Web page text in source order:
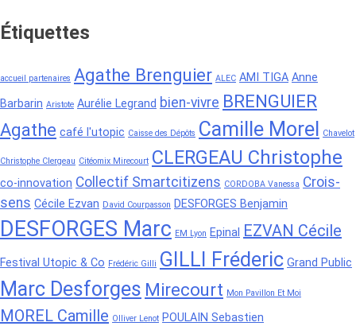
Étiquettes
accueil partenaires Agathe Brenguier ALEC AMI TIGA Anne
Barbarin Aristote Aurélie Legrand bien-vivre BRENGUIER
Agathe café l'utopic Caisse des Dépôts Camille Morel Chavelot
Christophe Clergeau Citéomix Mirecourt CLERGEAU Christophe
co-innovation Collectif Smartcitizens CORDOBA Vanessa Crois-
sens Cécile Ezvan David Courpasson DESFORGES Benjamin
DESFORGES Marc EM Lyon Epinal EZVAN Cécile
Festival Utopic & Co Frédéric Gilli GILLI Fréderic Grand Public
Marc Desforges Mirecourt Mon Pavillon Et Moi
MOREL Camille Olliver Lenot POULAIN Sebastien